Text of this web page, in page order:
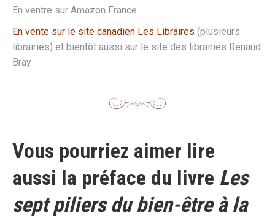
En ventre sur Amazon France
En vente sur le site canadien Les Libraires (plusieurs
librairies) et bientôt aussi sur le site des librairies Renaud
Bray
Vous pourriez aimer lire
aussi la préface du livre Les
sept piliers du bien-être à la